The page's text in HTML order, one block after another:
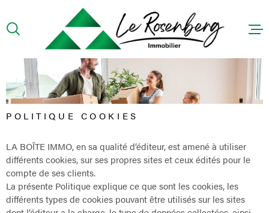
lamenu
contenu
ACCUEIL
LOUER
CONTACT
POLITIQUE COOKIES
LA BOÎTE IMMO, en sa qualité d’éditeur, est amené à utiliser
différents cookies, sur ses propres sites et ceux édités pour le
compte de ses clients.
La présente Politique explique ce que sont les cookies, les
différents types de cookies pouvant être utilisés sur les sites